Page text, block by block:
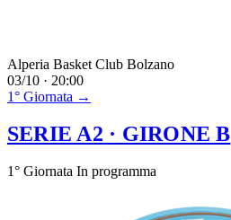
Alperia Basket Club Bolzano
03/10 · 20:00
1° Giornata →
SERIE A2 · GIRONE B
1° Giornata In programma